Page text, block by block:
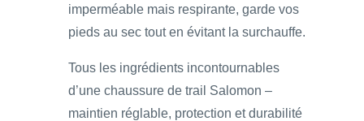
imperméable mais respirante, garde vos
pieds au sec tout en évitant la surchauffe.
Tous les ingrédients incontournables
d’une chaussure de trail Salomon –
maintien réglable, protection et durabilité